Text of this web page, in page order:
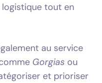
logistique tout en
au service
Gorgias ou
et prioriser